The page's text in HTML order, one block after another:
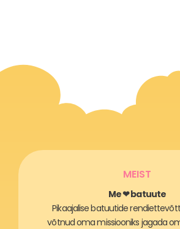
MEIST
Me ❤ batuute
Pikaajalise batuutide
võtnud oma missiooniks jagada